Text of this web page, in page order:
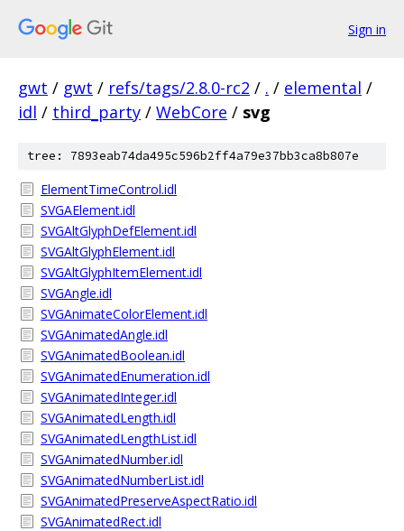
Sign in
gwt / gwt / refs/tags/2.8.0-rc2 / . / elemental /
idl / third_party / WebCore / svg
tree: 7893eab74da495c596b2ff4a79e37bb3ca8b807e
ElementTimeControl.idl
SVGAElement.idl
SVGAltGlyphDefElement.idl
SVGAltGlyphElement.idl
SVGAltGlyphItemElement.idl
SVGAngle.idl
SVGAnimateColorElement.idl
SVGAnimatedAngle.idl
SVGAnimatedBoolean.idl
SVGAnimatedEnumeration.idl
SVGAnimatedInteger.idl
SVGAnimatedLength.idl
SVGAnimatedLengthList.idl
SVGAnimatedNumber.idl
SVGAnimatedNumberList.idl
SVGAnimatedPreserveAspectRatio.idl
SVGAnimatedRect.idl